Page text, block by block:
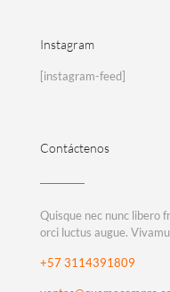
Instagram
[instagram-feed]
Contáctenos
Quisque nec nunc libero
orci luctus augue.
+57 3114391809